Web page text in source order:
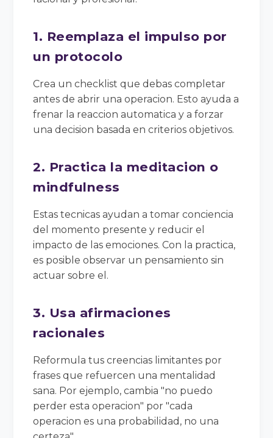
1. Reemplaza el impulso por
un protocolo
Crea un checklist que debas completar
antes de abrir una operacion. Esto ayuda a
frenar la reaccion automatica y a forzar
una decision basada en criterios objetivos.
2. Practica la meditacion o
mindfulness
Estas tecnicas ayudan a tomar conciencia
del momento presente y reducir el
impacto de las emociones. Con la practica,
es posible observar un pensamiento sin
actuar sobre el.
3. Usa afirmaciones
racionales
Reformula tus creencias limitantes por
frases que refuercen una mentalidad
sana. Por ejemplo, cambia "no puedo
perder esta operacion" por "cada
operacion es una probabilidad, no una